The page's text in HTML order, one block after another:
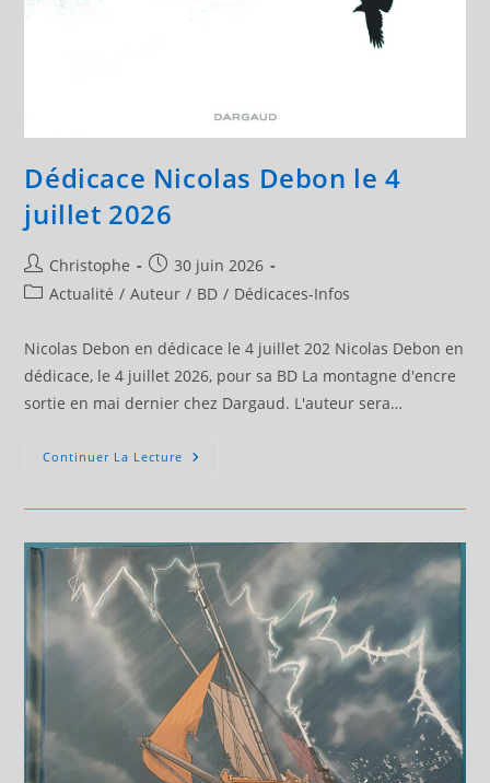
Dédicace Nicolas Debon le 4
juillet 2026
Auteur/autrice
de
Christophe
Publication
publiée :
30 juin 2026
PostActualité / Auteur / BD / Dédicaces-Infos
Nicolas Debon en dédicace le 4 juillet 202 Nicolas Debon en
dédicace, le 4 juillet 2026, pour sa BD La montagne d'encre
sortie en mai dernier chez Dargaud. L'auteur sera…
Continuer La Lecture Dédicace
2026